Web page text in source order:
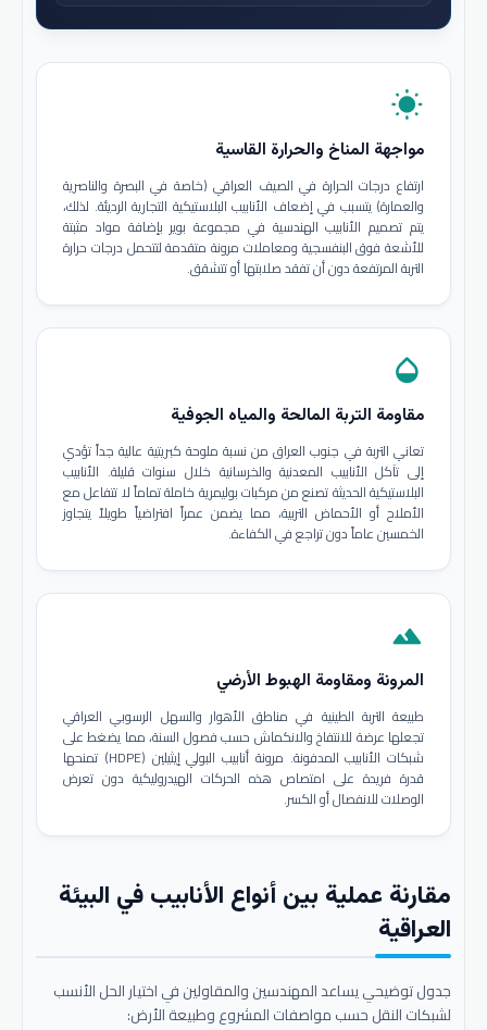
wb_sunny
مواجهة المناخ والحرارة القاسية
ارتفاع درجات الحرارة في الصيف العراقي (خاصة في البصرة والناصرية
والعمارة) يتسبب في إضعاف الأنابيب البلاستيكية التجارية الرديئة. لذلك،
يتم تصميم الأنابيب الهندسية في مجموعة بوير بإضافة مواد مثبتة
للأشعة فوق البنفسجية ومعاملات مرونة متقدمة لتتحمل درجات حرارة
التربة المرتفعة دون أن تفقد صلابتها أو تتشقق.
opacity
مقاومة التربة المالحة والمياه الجوفية
تعاني التربة في جنوب العراق من نسبة ملوحة كبريتية عالية جداً تؤدي
إلى تآكل الأنابيب المعدنية والخرسانية خلال سنوات قليلة. الأنابيب
البلاستيكية الحديثة تصنع من مركبات بوليمرية خاملة تماماً لا تتفاعل مع
الأملاح أو الأحماض التربية، مما يضمن عمراً افتراضياً طويلاً يتجاوز
الخمسين عاماً دون تراجع في الكفاءة.
terrain
المرونة ومقاومة الهبوط الأرضي
طبيعة التربة الطينية في مناطق الأهوار والسهل الرسوبي العراقي
تجعلها عرضة للانتفاخ والانكماش حسب فصول السنة، مما يضغط على
شبكات الأنابيب المدفونة. مرونة أنابيب البولي إيثيلين (HDPE) تمنحها
قدرة فريدة على امتصاص هذه الحركات الهيدروليكية دون تعرض
الوصلات للانفصال أو الكسر.
مقارنة عملية بين أنواع الأنابيب في البيئة
العراقية
جدول توضيحي يساعد المهندسين والمقاولين في اختيار الحل الأنسب
لشبكات النقل حسب مواصفات المشروع وطبيعة الأرض: